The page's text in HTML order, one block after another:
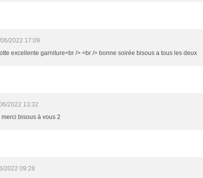
2022 17:09
excellente garniture<br /> <br /> bonne soirée bisous a tous les deux
2022 13:32
merci bisous à vous 2
2022 09:28